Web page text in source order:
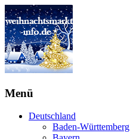
Menü
Deutschland
Baden-Württemberg